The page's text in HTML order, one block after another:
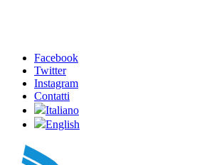
Facebook
Twitter
Instagram
Contatti
Italiano
English